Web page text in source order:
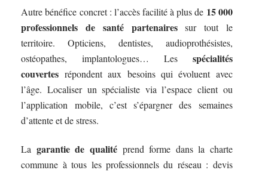
Autre bénéfice concret : l’accès facilité à plus de 15 000
professionnels de santé partenairessur tout le
territoire. Opticiens, dentistes, audioprothésistes,
ostéopathes, implantologues… Les spécialités
couvertes répondent aux besoins qui évoluent avec
l’âge. Localiser un spécialiste via l’espace client ou
l’application mobile, c’est s’épargner des semaines
d’attente et de stress.
La garantie de qualitéprend forme dans la charte
commune à tous les professionnels du réseau : devis